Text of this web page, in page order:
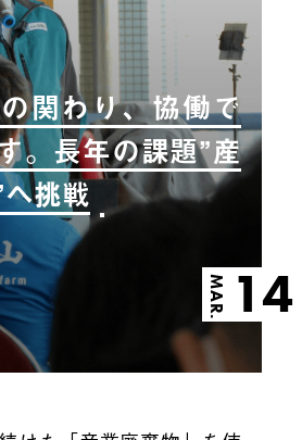
関わり、協働で
。長年の課題”産
挑戦
MAR. 14